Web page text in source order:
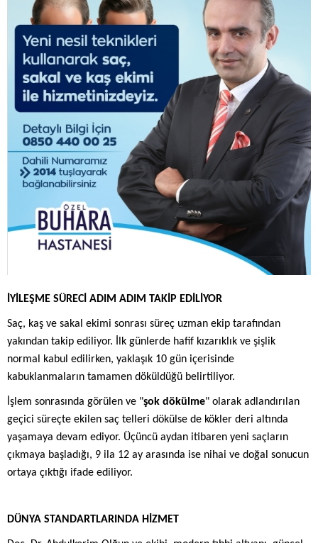
İYİLEŞME SÜRECİ ADIM ADIM TAKİP EDİLİYOR
Saç, kaş ve sakal ekimi sonrası süreç uzman ekip tarafından
yakından takip ediliyor. İlk günlerde hafif kızarıklık ve şişlik
normal kabul edilirken, yaklaşık 10 gün içerisinde
kabuklanmaların tamamen döküldüğü belirtiliyor.
İşlem sonrasında görülen ve "şok dökülme" olarak adlandırılan
geçici süreçte ekilen saç telleri dökülse de kökler deri altında
yaşamaya devam ediyor. Üçüncü aydan itibaren yeni saçların
çıkmaya başladığı, 9 ila 12 ay arasında ise nihai ve doğal sonucun
ortaya çıktığı ifade ediliyor.
DÜNYA STANDARTLARINDA HİZMET